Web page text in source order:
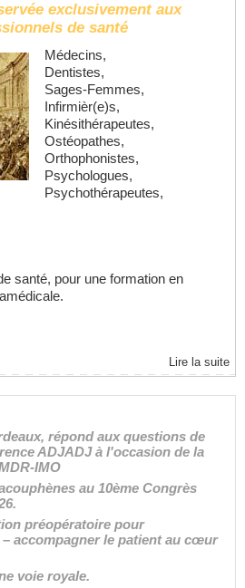
exclusivement aux
de santé
Médecins,
Dentistes,
Sages-Femmes,
Infirmièr(e)s,
Kinésithérapeutes,
Ostéopathes,
Orthophonistes,
Psychologues,
Psychothérapeutes,
santé, pour une formation en
Lire la suite
répond aux questions de
ADJADJ à l'occasion de la
IMO
au 10ème Congrès
préopératoire pour
accompagner le patient au cœur
voie royale.